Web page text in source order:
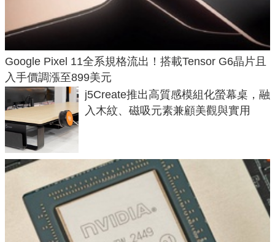
Google Pixel 11全系規格流出！搭載Tensor G6晶片且
入手價調漲至899美元
j5Create推出高質感模組化螢幕桌，融
入木紋、磁吸元素兼顧美觀與實用